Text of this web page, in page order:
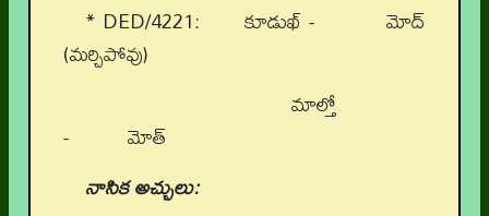
* DED/4221: కూడుఖ్ - మోద్
(మర్చిపోవు)
మాల్తో
- మోత్
నాసికఅచ్చులు: